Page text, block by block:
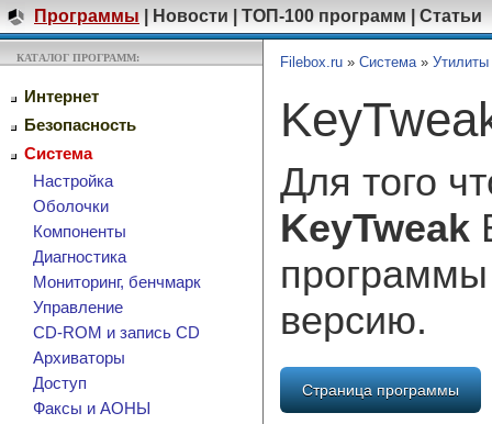
Программы Новости ТОП-100 программ Статьи
КАТАЛОГ ПРОГРАММ:
Интернет
Безопасность
Система
Настройка
Оболочки
Компоненты
Диагностика
Мониторинг, бенчмарк
Управление
CD-ROM и запись CD
Архиваторы
Доступ
Факсы и АОНЫ
Filebox.ru » Система» Утилиты
Для того
KeyTweak
версию.
Страница программы